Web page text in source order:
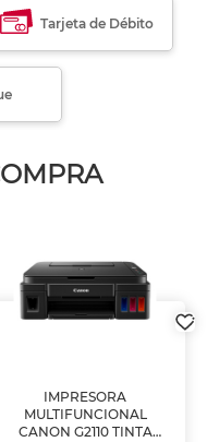
Tarjeta de Débito
IMPRESORA
MULTIFUNCIONAL
CANON G2110 TINTA